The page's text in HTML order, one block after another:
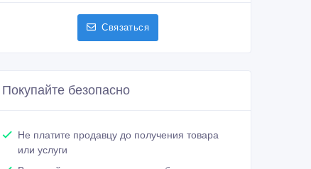
Связаться
Покупайте безопасно
Не платите продавцу до получения товара
или услуги